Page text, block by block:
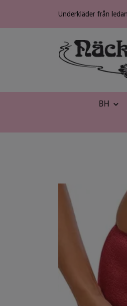
Underkläder från
BH